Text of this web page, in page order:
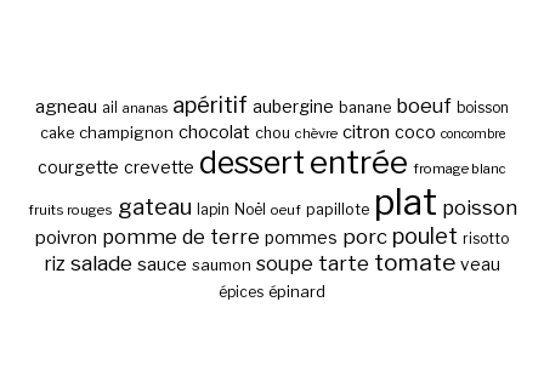
agneau ail ananas apéritif aubergine banane boeuf boisson
cake champignon chocolat chou chèvre citron coco concombre
courgette crevette dessert entrée fromage blanc
fruits rouges gateau lapin Noël oeuf papillote plat poisson
poivron pomme de terre pommes porc poulet risotto
riz salade sauce saumon soupe tarte tomate veau
épices épinard